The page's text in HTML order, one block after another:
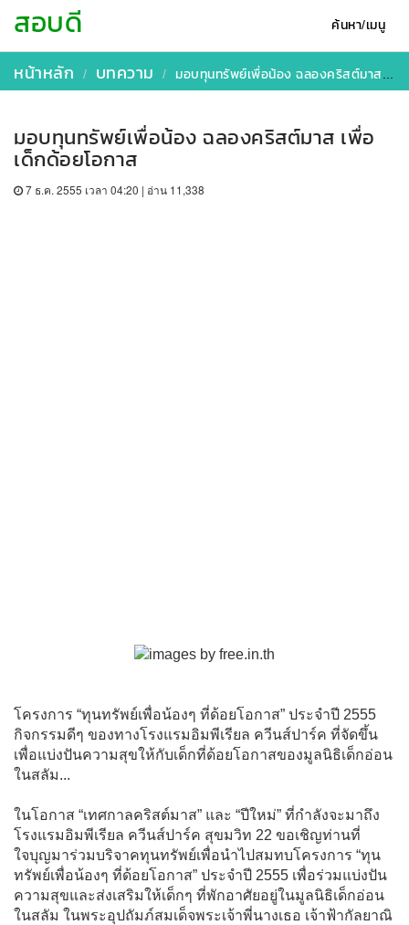
ค้นหา/เมนู
สอบดี
หน้าหลัก บทความ มอบทุนทรัพย์เพื่อน้อง ฉลองคริสต์มาส เพื่อเด็กด้อยโอกาส
มอบทุนทรัพย์เพื่อน้อง ฉลองคริสต์มาส เพื่อ
เด็กด้อยโอกาส
7 ธ.ค. 2555 เวลา 04:20 | อ่าน 11,338
โครงการ “ทุนทรัพย์เพื่อน้องๆ ที่ด้อยโอกาส” ประจำปี 2555
กิจกรรมดีๆ ของทางโรงแรมอิมพีเรียล ควีนส์ปาร์ค ที่จัดขึ้น
เพื่อแบ่งปันความสุขให้กับเด็กที่ด้อยโอกาสของมูลนิธิเด็กอ่อน
ในสลัม...
ในโอกาส “เทศกาลคริสต์มาส” และ “ปีใหม่” ที่กำลังจะมาถึง
โรงแรมอิมพีเรียล ควีนส์ปาร์ค สุขมวิท 22 ขอเชิญท่านที่
ใจบุญมาร่วมบริจาคทุนทรัพย์เพื่อนำไปสมทบโครงการ “ทุน
ทรัพย์เพื่อน้องๆ ที่ด้อยโอกาส” ประจำปี 2555 เพื่อร่วมแบ่งปัน
ความสุขและส่งเสริมให้เด็กๆ ที่พักอาศัยอยู่ในมูลนิธิเด็กอ่อน
ในสลัม ในพระอุปถัมภ์สมเด็จพระเจ้าพี่นางเธอ เจ้าฟ้ากัลยาณิ